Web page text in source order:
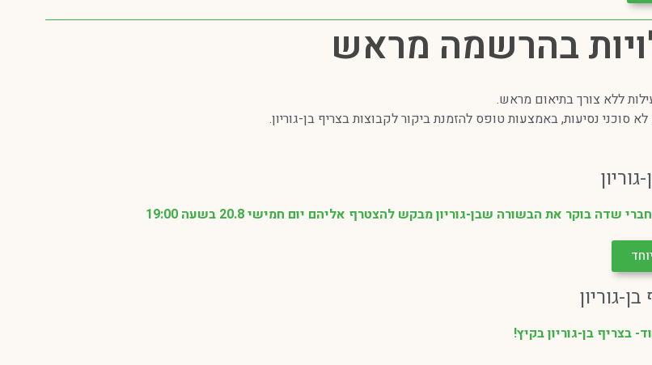
בהרשמה מראש
ללא צורך בתיאום מראש.
סוכני נסיעות, באמצעות טופס להזמנת ביקור לקבוצות בצריף בן-גוריון.
שדה בוקר את הבשורה שבן-גוריון מבקש להצטרף אליהם יום חמישי 20.8 בשעה 19:00
גוריון
בצריף בן-גוריון בקיץ!